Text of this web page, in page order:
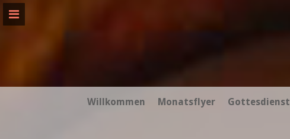
Skip
Willkommen Monatsflyer Gottesdienst